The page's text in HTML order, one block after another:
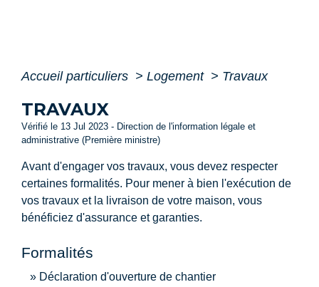
Accueil particuliers > Logement > Travaux
TRAVAUX
Vérifié le 13 Jul 2023 - Direction de l'information légale et
administrative (Première ministre)
Avant d'engager vos travaux, vous devez respecter
certaines formalités. Pour mener à bien l'exécution de
vos travaux et la livraison de votre maison, vous
bénéficiez d'assurance et garanties.
Formalités
Déclaration d'ouverture de chantier